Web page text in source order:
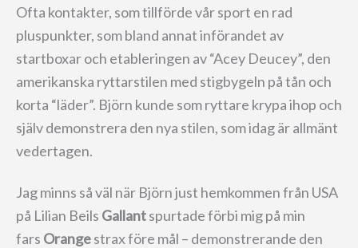
Ofta kontakter, som tillförde vår sport en rad
pluspunkter, som bland annat införandet av
startboxar och etableringen av “Acey Deucey”, den
amerikanska ryttarstilen med stigbygeln på tån och
korta “läder”. Björn kunde som ryttare krypa ihop och
själv demonstrera den nya stilen, som idag är allmänt
vedertagen.
Jag minns så väl när Björn just hemkommen från USA
på Lilian Beils Gallantspurtade förbi mig på min
fars Orangestrax före mål – demonstrerande den